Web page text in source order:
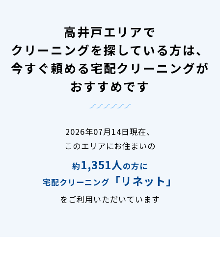
高井戸エリアで
クリーニングを探している方は、
今すぐ頼める宅配クリーニングが
おすすめです
2026年07月14日現在、
このエリアにお住まいの
約1,351人の方に
宅配クリーニング
「リネット」
をご利用いただいています